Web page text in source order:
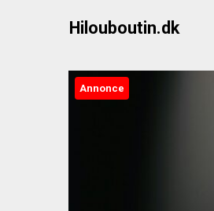
Hilouboutin.dk
Annonce